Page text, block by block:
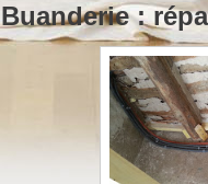
Buanderie :